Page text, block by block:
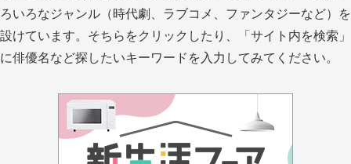
ろいろなジャンル（時代劇、ラブコメ、ファンタジーなど）を
設けています。そちらをクリックしたり、「サイト内を検索」
に俳優名など探したいキーワードを入力してみてください。